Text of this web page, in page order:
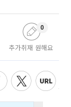
추가취재 원해요
0